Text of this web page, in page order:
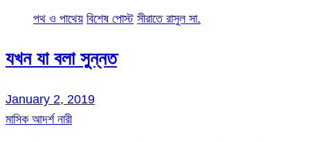
পথ ও পাথেয় বিশেষ পোস্ট সীরাতে রাসুল সা.
যখন যা বলা সুন্নত
January 2, 2019
মাসিক আদর্শ নারী